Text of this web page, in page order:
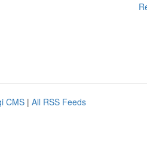
CMS | All RSS Feeds